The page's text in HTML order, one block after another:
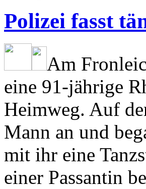
Polizei fasst
Am
eine 91-jährige
Heimweg. Auf
Mann an und
mit ihr eine
einer Passantin